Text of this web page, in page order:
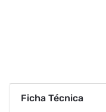
Ficha Técnica